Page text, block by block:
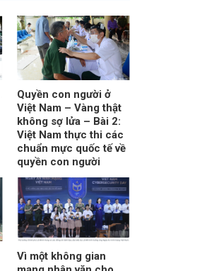
Quyền con người ở
Việt Nam – Vàng thật
không sợ lửa – Bài 2:
Việt Nam thực thi các
chuẩn mực quốc tế về
quyền con người
Vì một không gian